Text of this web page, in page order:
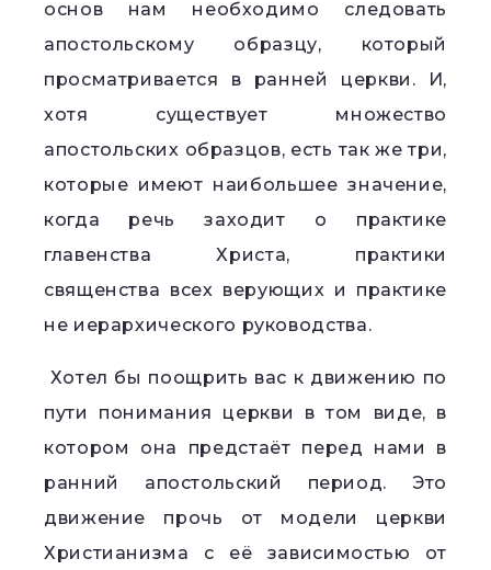
основ нам необходимо следовать
апостольскому образцу, который
просматривается в ранней церкви. И,
хотя существует множество
апостольских образцов, есть так же три,
которые имеют наибольшее значение,
когда речь заходит о практике
главенства Христа, практики
священства всех верующих и практике
не иерархического руководства.
Хотел бы поощрить вас к движению по
пути понимания церкви в том виде, в
котором она предстаёт перед нами в
ранний апостольский период. Это
движение прочь от модели церкви
Христианизма с её зависимостью от